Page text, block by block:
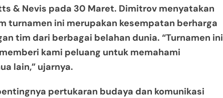
& Nevis pada 30 Maret. Dimitrov menyatakan
turnamen ini merupakan kesempatan berharga
tim dari berbagai belahan dunia. “Turnamen ini
kami peluang untuk memahami
lain,” ujarnya.
pertukaran budaya dan komunikasi